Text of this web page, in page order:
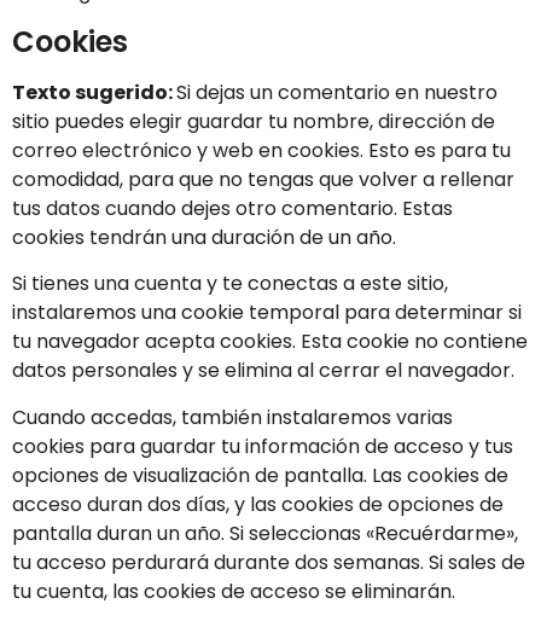
Cookies
Texto sugerido:Si dejas un comentario en nuestro
sitio puedes elegir guardar tu nombre, dirección de
correo electrónico y web en cookies. Esto es para tu
comodidad, para que no tengas que volver a rellenar
tus datos cuando dejes otro comentario. Estas
cookies tendrán una duración de un año.
Si tienes una cuenta y te conectas a este sitio,
instalaremos una cookie temporal para determinar si
tu navegador acepta cookies. Esta cookie no contiene
datos personales y se elimina al cerrar el navegador.
Cuando accedas, también instalaremos varias
cookies para guardar tu información de acceso y tus
opciones de visualización de pantalla. Las cookies de
acceso duran dos días, y las cookies de opciones de
pantalla duran un año. Si seleccionas «Recuérdarme»,
tu acceso perdurará durante dos semanas. Si sales de
tu cuenta, las cookies de acceso se eliminarán.